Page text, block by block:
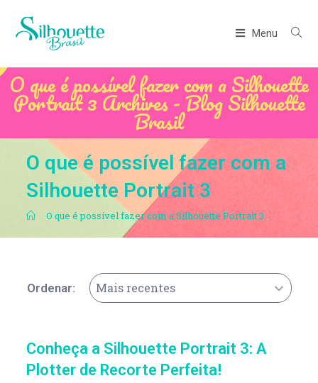
Menu
O que é possível fazer com a Silhouette
Portrait 3 Archives - Blog Silhouette
Brasil
O que é possível fazer com a
Silhouette Portrait 3
. O que é possível fazer com a Silhouette Portrait 3
Ordenar: Mais recentes
Conheça a Silhouette Portrait 3: A
Plotter de Recorte Perfeita!